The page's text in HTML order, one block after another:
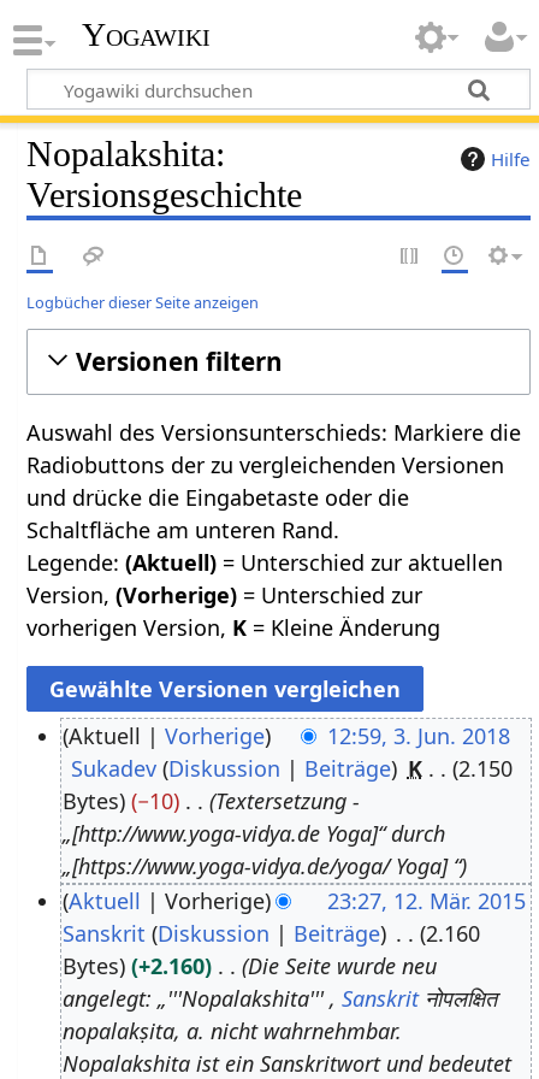
Yogawiki
Hilfe
Nopalakshita:
Versionsgeschichte
Logbücher dieser Seite anzeigen
Versionen filtern
Auswahl des Versionsunterschieds: Markiere die
Radiobuttons der zu vergleichenden Versionen
und drücke die Eingabetaste oder die
Schaltfläche am unteren Rand.
Legende:(Aktuell) = Unterschied zur aktuellen
Version,(Vorherige) = Unterschied zur
vorherigen Version, K = Kleine Änderung
n
Aktuell Vorherige
12:59, 3. Jun. 2018
Sukadev Diskussion Beiträge K
2.150
Bytes
−10
Textersetzung -
„[http://www.yoga-vidya.de Yoga]“ durch
„[https://www.yoga-vidya.de/yoga/ Yoga] “
Aktuell Vorherige
23:27, 12. Mär. 2015
Sanskrit Diskussion Beiträge
2.160
Bytes
+2.160
Die Seite wurde neu
angelegt: „'''Nopalakshita''' , Sanskritनोपलक्षित
nopalakṣita, a. nicht wahrnehmbar.
Nopalakshita ist ein Sanskritwort und bedeutet